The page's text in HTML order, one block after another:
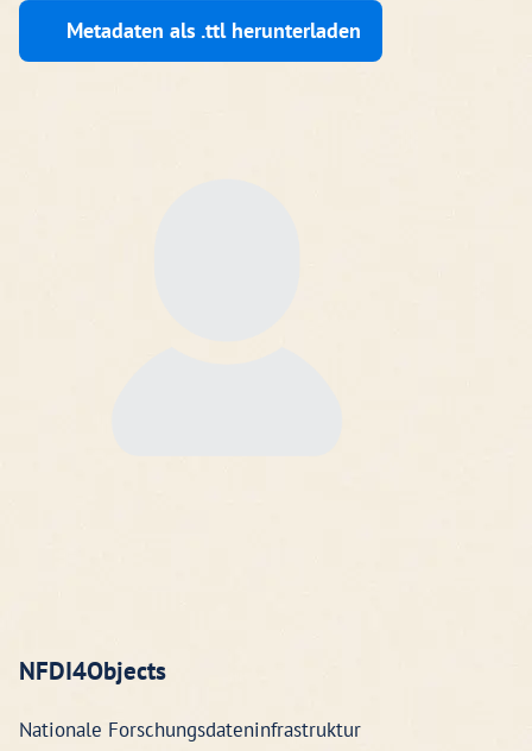
Metadaten als .ttl herunterladen
NFDI4Objects
Nationale Forschungsdateninfrastruktur